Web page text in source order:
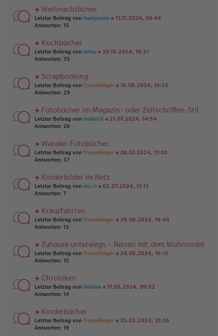
a
g
e
n
er
tr
a
g
n
g
el
e
n
er
tr
a
g
rs
te
n
g
el
e
n
er
tr
a
g
Weihnachtliches
Letzter Beitrag von Kunigunde « 17.11.2024, 09:44
Antworten: 15
rs
te
n
g
el
e
n
er
tr
a
g
Kochbücher
Letzter Beitrag von inimu « 30.10.2024, 16:21
Antworten: 35
rs
te
n
g
el
e
n
er
tr
a
g
Scrapbooking
Letzter Beitrag von Traumfänger « 10.08.2024, 10:33
Antworten: 29
rs
te
n
g
el
e
n
er
tr
a
g
Fotobücher im Magazin- oder Zeitschriften-Stil
Letzter Beitrag von Anika58 « 21.07.2024, 14:54
Antworten: 26
rs
te
n
g
el
e
n
er
tr
a
g
Wander-Fotobücher
Letzter Beitrag von Traumfänger « 08.07.2024, 11:00
Antworten: 37
rs
te
n
g
el
e
n
er
tr
a
g
Kinderbilder im Netz
Letzter Beitrag von nici.h « 02.07.2024, 11:13
Antworten: 7
rs
te
n
g
el
e
n
er
tr
a
g
Kreuzfahrten
Letzter Beitrag von Traumfänger « 29.06.2024, 19:40
Antworten: 13
rs
te
n
g
el
e
n
er
Zuhause unterwegs – Reisen mit dem Wohnmobil
Letzter Beitrag von Traumfänger « 24.06.2024, 16:13
Antworten: 15
rs
te
n
g
el
Chroniken
Letzter Beitrag von Asiafan « 17.05.2024, 09:52
Antworten: 14
rs
te
Kinderbücher
Letzter Beitrag von Traumfänger « 05.03.2024, 10:36
Antworten: 19